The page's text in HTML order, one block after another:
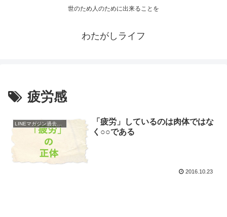
世のため人のために出来ることを
わたがしライフ
疲労感
LINEマガジン過去配信
「疲労」しているのは肉体ではな
く○○である
2016.10.23